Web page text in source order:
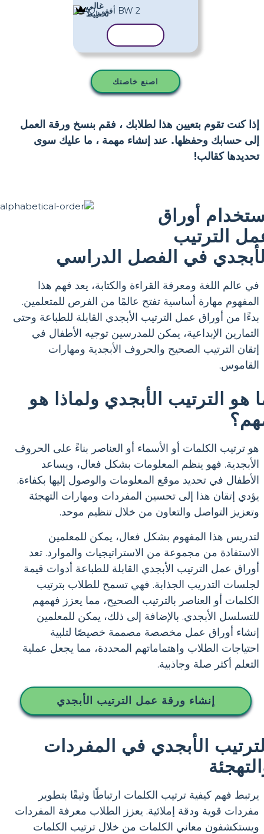
غالي
تَخطِيط
اصنع خاصتك
إذا كنت تقوم بتعيين هذا لطلابك ، فقم بنسخ ورقة العمل
إلى حسابك وحفظها. عند إنشاء مهمة ، ما عليك سوى
تحديدها كقالب!
أوراق
الترتيب
في الفصل الدراسي
في عالم اللغة ومعرفة القراءة والكتابة، يعد فهم هذا
المفهوم مهارة أساسية تفتح عالمًا من الفرص للمتعلمين.
بدءًا من أوراق عمل الترتيب الأبجدي القابلة للطباعة وحتى
التمارين الإبداعية، يمكن للمدرسين توجيه الأطفال في
إتقان الترتيب الصحيح والحروف الأبجدية ومهارات
القاموس.
هو الترتيب الأبجدي ولماذا هو
هو ترتيب الكلمات أو الأسماء أو العناصر بناءً على الحروف
الأبجدية. فهو ينظم المعلومات بشكل فعال، ويساعد
الأطفال في تحديد موقع المعلومات والوصول إليها بكفاءة.
يؤدي إتقان هذا إلى تحسين المفردات ومهارات التهجئة
وتعزيز التواصل والتعاون من خلال تنظيم موحد.
لتدريس هذا المفهوم بشكل فعال، يمكن للمعلمين
الاستفادة من مجموعة من الاستراتيجيات والموارد. تعد
أوراق عمل الترتيب الأبجدي القابلة للطباعة أدوات قيمة
لجلسات التدريب الجذابة. فهي تسمح للطلاب بترتيب
الكلمات أو العناصر بالترتيب الصحيح، مما يعزز فهمهم
للتسلسل الأبجدي. بالإضافة إلى ذلك، يمكن للمعلمين
إنشاء أوراق عمل مخصصة مصممة خصيصًا لتلبية
احتياجات الطلاب واهتماماتهم المحددة، مما يجعل عملية
التعلم أكثر صلة وجاذبية.
إنشاء ورقة عمل الترتيب الأبجدي
الأبجدي في المفردات
يرتبط فهم كيفية ترتيب الكلمات ارتباطًا وثيقًا بتطوير
مفردات قوية ودقة إملائية. يعزز الطلاب معرفة المفردات
ويستكشفون معاني الكلمات من خلال ترتيب الكلمات